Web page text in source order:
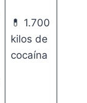
💊 1.700
kilos de
cocaína